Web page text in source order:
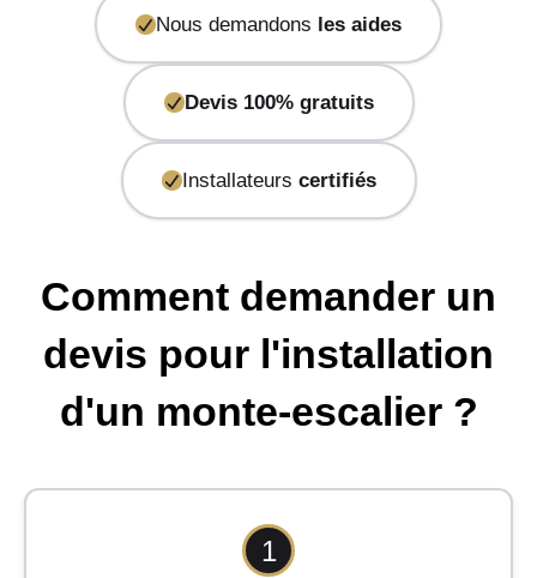
Nous demandons les aides
Devis 100% gratuits
Installateurs certifiés
Comment demander un
devis pour l'installation
d'un monte-escalier ?
1